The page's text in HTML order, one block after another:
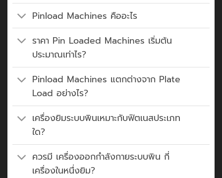
Pinload Machines คืออะไร
ราคา Pin Loaded Machines เริ่มต้น
ประมาณเท่าไร?
Pinload Machines แตกต่างจาก Plate
Load อย่างไร?
เครื่องยิมระบบพินเหมาะกับฟิตเนสประเภท
ใด?
ควรมี เครื่องออกกำลังกายระบบพิน กี่
เครื่องในหนึ่งยิม?